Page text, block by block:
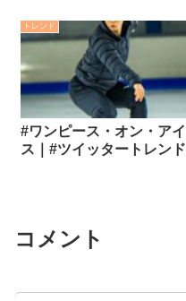
トレンド
#ワンピース・オン・アイ
ス｜#ツイッタートレンド
コメント